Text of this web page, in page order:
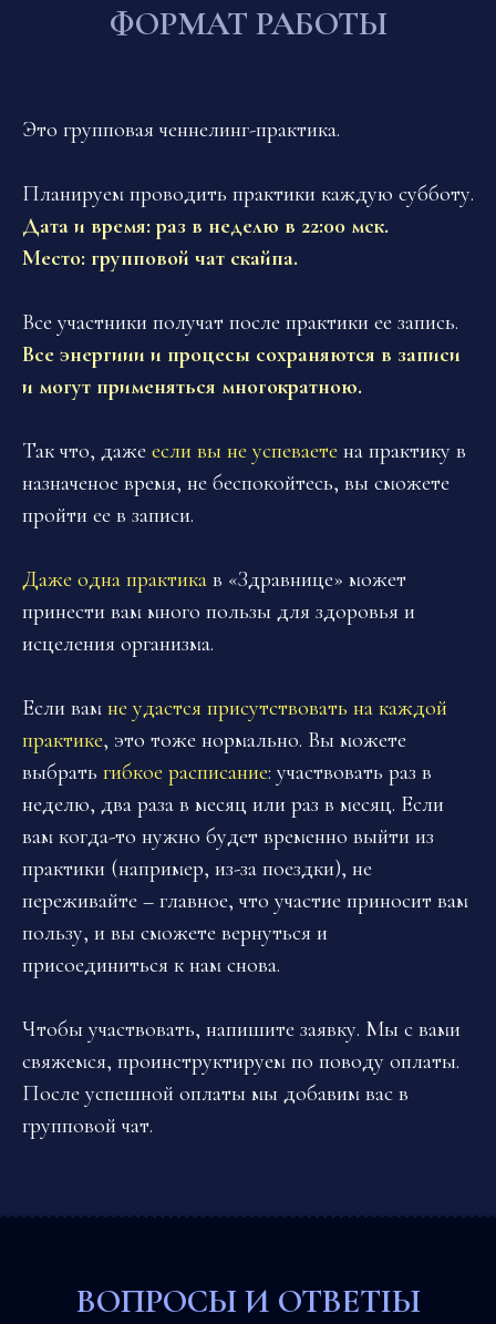
ФОРМАТ РАБОТЫ
Это групповая ченнелинг-практика.
Планируем проводить практики каждую субботу.
Дата и время: раз в неделю в 22:00 мск.
Место: групповой чат скайпа.
Все участники получат после практики ее запись.
Все энергиии и процесы сохраняются в записи
и могут применяться многократною.
Так что, даже если вы не успеваете на практику в
назначеное время, не беспокойтесь, вы сможете
пройти ее в записи.
Даже одна практика в «Здравнице» может
принести вам много пользы для здоровья и
исцеления организма.
Если вам не удастся присутствовать на каждой
практике, это тоже нормально. Вы можете
выбрать гибкое расписание: участвовать раз в
неделю, два раза в месяц или раз в месяц. Если
вам когда-то нужно будет временно выйти из
практики (например, из-за поездки), не
переживайте – главное, что участие приносит вам
пользу, и вы сможете вернуться и
присоединиться к нам снова.
Чтобы участвовать, напишите заявку. Мы с вами
свяжемся, проинструктируем по поводу оплаты.
После успешной оплаты мы добавим вас в
групповой чат.
ВОПРОСЫ И ОТВЕТІЫ